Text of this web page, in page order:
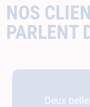
NOS
PARLENT
Deux